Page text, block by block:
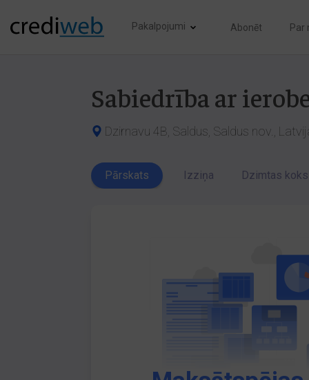
Pakalpojumi Abonēt Par
Sabiedrība ar
Dzirnavu 4B, Saldus, Saldus nov.,
Pārskats Izziņa Dzimtas koks